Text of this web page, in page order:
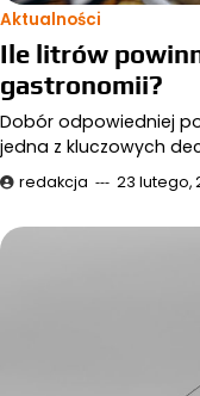
Aktualności
Ile litrów
gastronomii?
Dobór odpowiedniej
jedna z kluczowych
redakcja 23 lutego,